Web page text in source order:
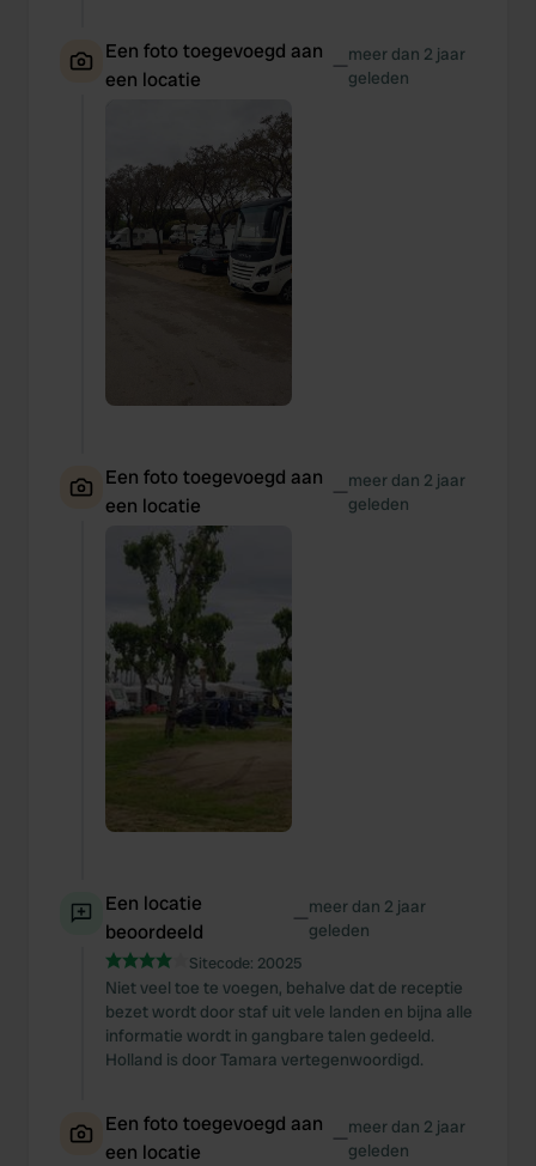
Een foto toegevoegd aan
een locatie
—meer dan 2 jaar
geleden
Een foto toegevoegd aan
een locatie
—meer dan 2 jaar
geleden
Een locatie
beoordeeld
—meer dan 2 jaar
geleden
Sitecode: 20025
Niet veel toe te voegen, behalve dat de receptie
bezet wordt door staf uit vele landen en bijna alle
informatie wordt in gangbare talen gedeeld.
Holland is door Tamara vertegenwoordigd.
Een foto toegevoegd aan
een locatie
—meer dan 2 jaar
geleden